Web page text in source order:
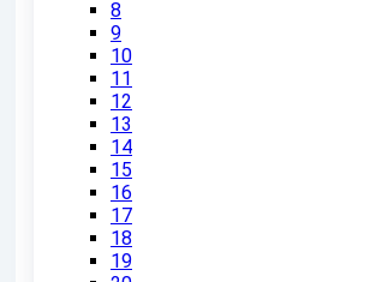
8
9
10
11
12
13
14
15
16
17
18
19